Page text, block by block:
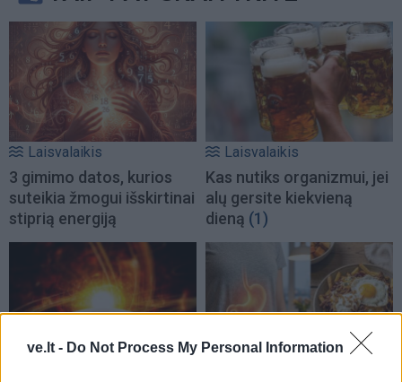
ve.lt - Do Not Process My Personal Information
Laisvalaikis
3 gimimo datos, kurios
suteikia žmogui išskirtinai
stiprią energiją
Laisvalaikis
Kas nutiks organizmui, jei
alų gersite kiekvieną
dieną (1)